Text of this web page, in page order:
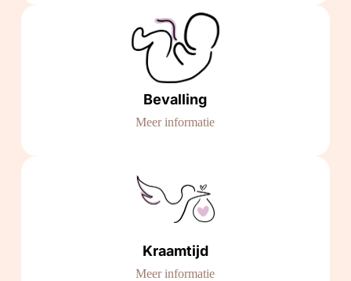
Bevalling
Meer informatie
Kraamtijd
Meer informatie